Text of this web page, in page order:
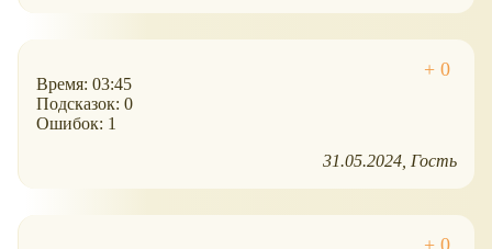
Время: 03:45
Подсказок: 0
Ошибок: 1
31.05.2024 Гость